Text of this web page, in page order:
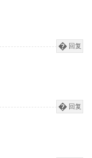
回复
回复